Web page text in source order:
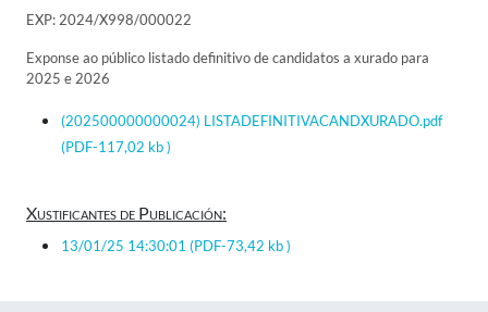
EXP: 2024/X998/000022
Exponse ao público listado definitivo de candidatos a xurado para
2025 e 2026
(202500000000024) LISTADEFINITIVACANDXURADO.pdf
(PDF-117,02 kb )
Xustificantes de Publicación:
13/01/25 14:30:01 (PDF-73,42 kb )